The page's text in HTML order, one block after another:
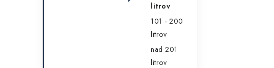
litrov
101 - 200
litrov
nad 201
litrov